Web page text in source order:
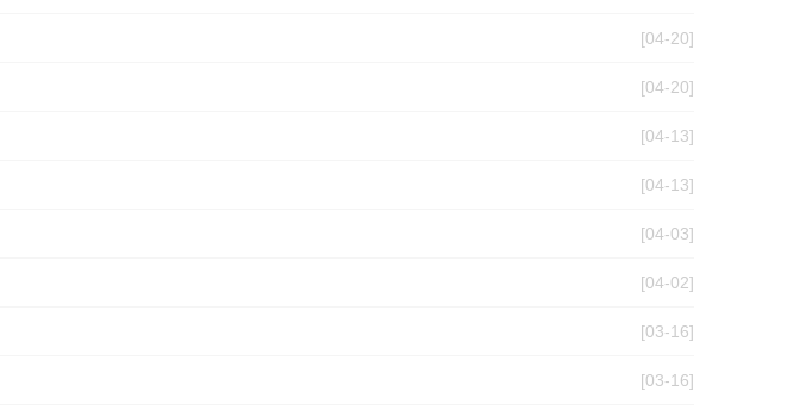
[04-20]
[04-20]
[04-13]
[04-13]
[04-03]
[04-02]
[03-16]
[03-16]